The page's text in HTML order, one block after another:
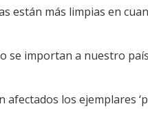
están más limpias en
se importan a nuestro
los ejemplares